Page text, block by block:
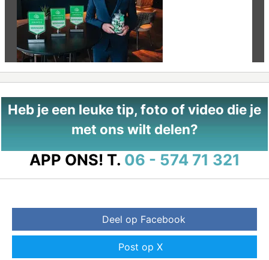
Vorige
Heb je een leuke tip, foto of video die je
met ons wilt delen?
APP ONS! T. 06 - 574 71 321
Deel op Facebook
Post op X